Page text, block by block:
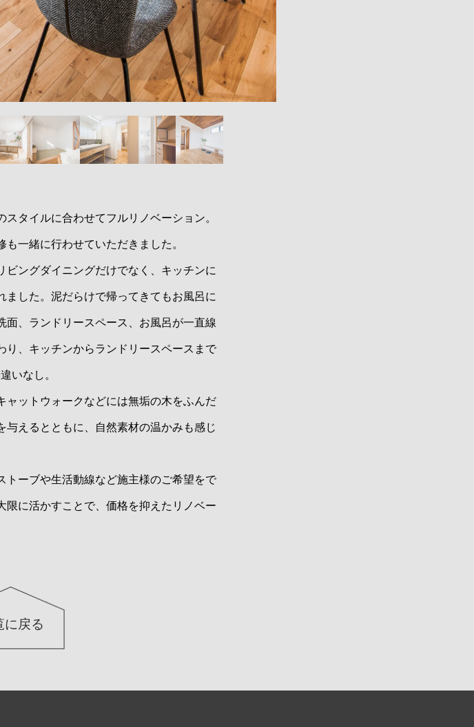
タイルに合わせてフルリノベーション。
一緒に行わせていただきました。
ングダイニングだけでなく、キッチンに
ました。泥だらけで帰ってきてもお風呂に
、ランドリースペース、お風呂が一直線
り、キッチンからランドリースペースまで
いなし。
ットウォークなどには無垢の木をふんだ
与えるとともに、自然素材の温かみも感じ
ーブや生活動線など施主様のご希望をで
限に活かすことで、価格を抑えたリノベー
に戻る